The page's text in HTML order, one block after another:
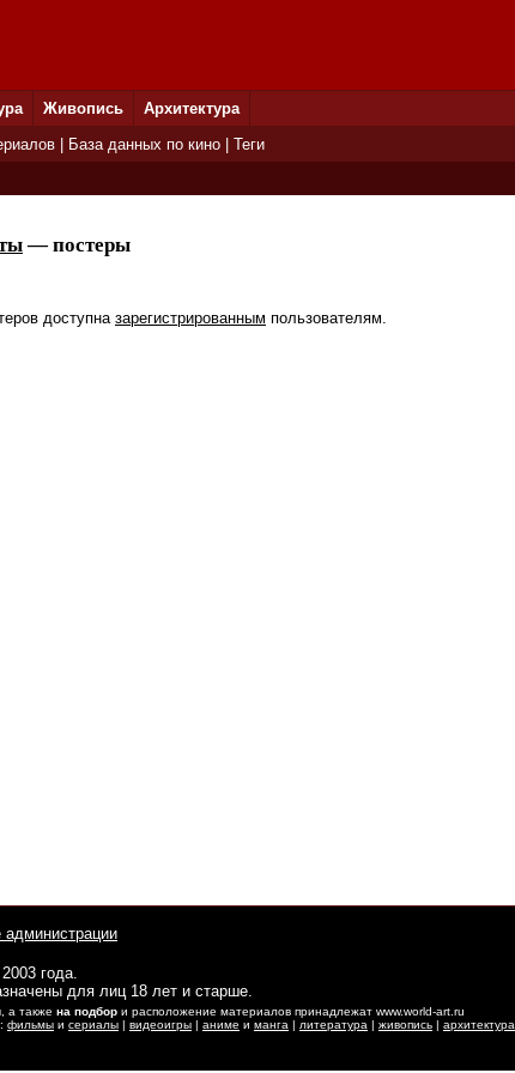
Живопись Архитектура
База данных по кино
Теги
— постеры
доступна зарегистрированным пользователям.
администрации
года.
для лиц 18 лет и старше.
а также на подбор и расположение материалов принадлежат www.world-art.ru
фильмы и сериалы | видеоигры | аниме и манга | литература | живопись | архитектура